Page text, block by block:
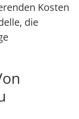
Kosten
die